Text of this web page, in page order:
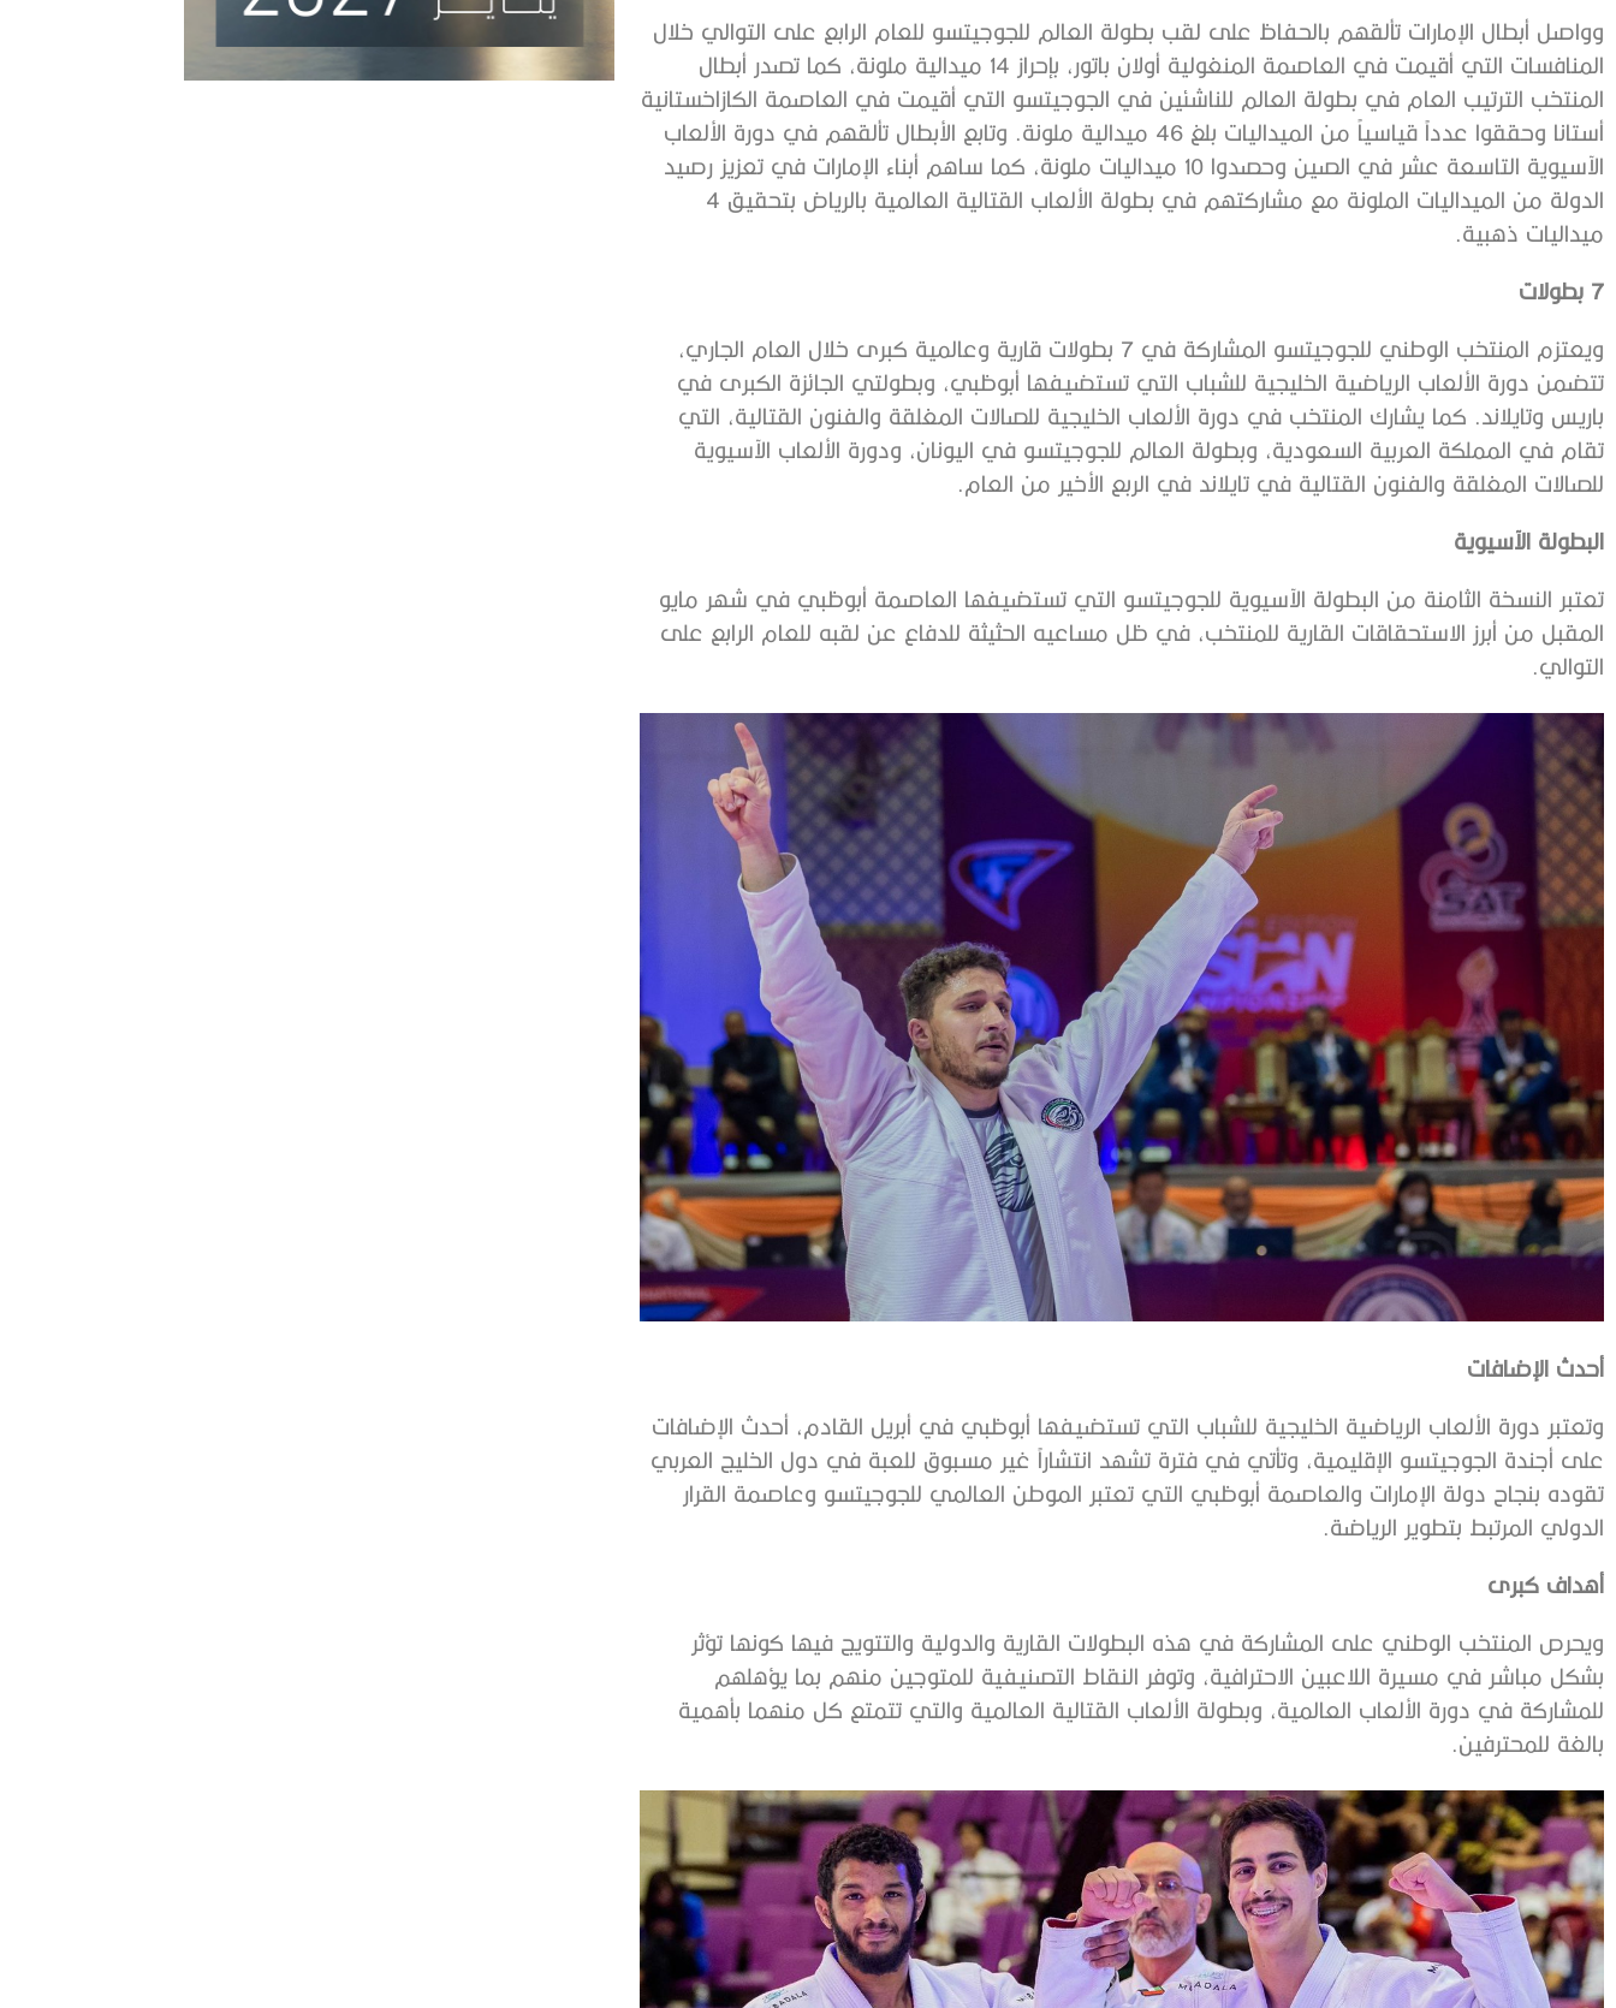
وواصل أبطال الإمارات تألقهم بالحفاظ على لقب بطولة العالم للجوجيتسو للعام الرابع على التوالي خلال
المنافسات التي أقيمت في العاصمة المنغولية أولان باتور، بإحراز 14 ميدالية ملونة، كما تصدر أبطال
المنتخب الترتيب العام في بطولة العالم للناشئين في الجوجيتسو التي أقيمت في العاصمة الكازاخستانية
أستانا وحققوا عدداً قياسياً من الميداليات بلغ 46 ميدالية ملونة. وتابع الأبطال تألقهم في دورة الألعاب
الآسيوية التاسعة عشر في الصين وحصدوا 10 ميداليات ملونة، كما ساهم أبناء الإمارات في تعزيز رصيد
الدولة من الميداليات الملونة مع مشاركتهم في بطولة الألعاب القتالية العالمية بالرياض بتحقيق 4
ميداليات ذهبية.
7 بطولات
ويعتزم المنتخب الوطني للجوجيتسو المشاركة في 7 بطولات قارية وعالمية كبرى خلال العام الجاري،
تتضمن دورة الألعاب الرياضية الخليجية للشباب التي تستضيفها أبوظبي، وبطولتي الجائزة الكبرى في
باريس وتايلاند. كما يشارك المنتخب في دورة الألعاب الخليجية للصالات المغلقة والفنون القتالية، التي
تقام في المملكة العربية السعودية، وبطولة العالم للجوجيتسو في اليونان، ودورة الألعاب الآسيوية
للصالات المغلقة والفنون القتالية في تايلاند في الربع الأخير من العام.
البطولة الآسيوية
تعتبر النسخة الثامنة من البطولة الآسيوية للجوجيتسو التي تستضيفها العاصمة أبوظبي في شهر مايو
المقبل من أبرز الاستحقاقات القارية للمنتخب، في ظل مساعيه الحثيثة للدفاع عن لقبه للعام الرابع على
التوالي.
أحدث الإضافات
وتعتبر دورة الألعاب الرياضية الخليجية للشباب التي تستضيفها أبوظبي في أبريل القادم، أحدث الإضافات
على أجندة الجوجيتسو الإقليمية، وتأتي في فترة تشهد انتشاراً غير مسبوق للعبة في دول الخليج العربي
تقوده بنجاح دولة الإمارات والعاصمة أبوظبي التي تعتبر الموطن العالمي للجوجيتسو وعاصمة القرار
الدولي المرتبط بتطوير الرياضة.
أهداف كبرى
ويحرص المنتخب الوطني على المشاركة في هذه البطولات القارية والدولية والتتويج فيها كونها تؤثر
بشكل مباشر في مسيرة اللاعبين الاحترافية، وتوفر النقاط التصنيفية للمتوجين منهم بما يؤهلهم
للمشاركة في دورة الألعاب العالمية، وبطولة الألعاب القتالية العالمية والتي تتمتع كل منهما بأهمية
بالغة للمحترفين.